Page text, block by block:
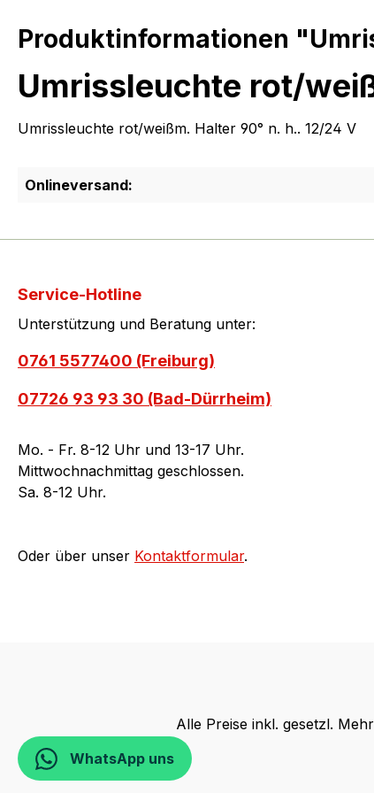
Produktinformationen
Umrissleuchte rot/
Umrissleuchte rot/weißm. Halter 90° n. h.. 12/24 V
Onlineversand:
Service-Hotline
Unterstützung und Beratung unter:
0761 5577400 (Freiburg)
07726 93 93 30 (Bad-Dürrheim)
Mo. - Fr. 8-12 Uhr und 13-17 Uhr.
Mittwochnachmittag geschlossen.
Sa. 8-12 Uhr.
Oder über unser Kontaktformular.
Alle Preise inkl. gesetzl.
WhatsApp uns